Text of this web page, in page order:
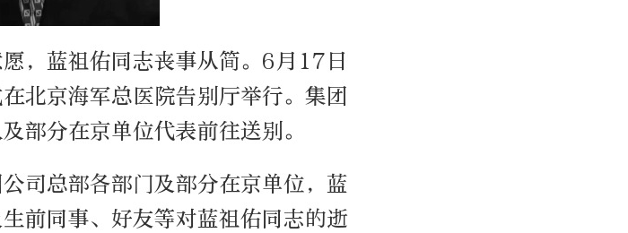
，蓝祖佑同志丧事从简。6月17日
北京海军总医院告别厅举行。集团
部分在京单位代表前往送别。
司总部各部门及部分在京单位，蓝
前同事、好友等对蓝祖佑同志的逝